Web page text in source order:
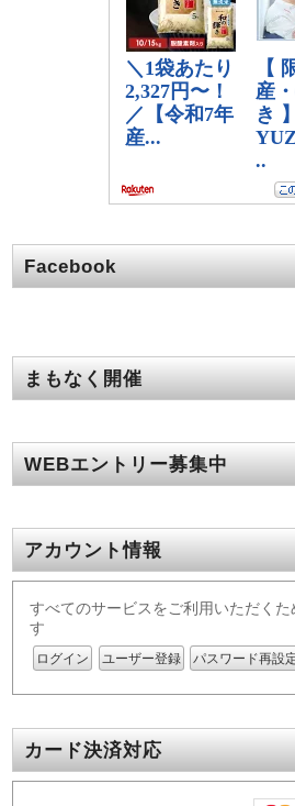
Facebook
まもなく開催
WEBエントリー募集中
アカウント情報
すべてのサービスをご利用いただく
す
ログイン ユーザー登録 パスワード再設
カード決済対応